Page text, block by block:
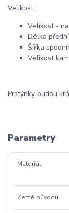
Velikost:
Velikost -
Délka
Šířka
Velikost
Prstýnky budou
Parametry
Materiál
Země původu